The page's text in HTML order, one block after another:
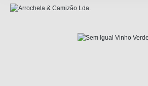
Bildergalerie überspringen